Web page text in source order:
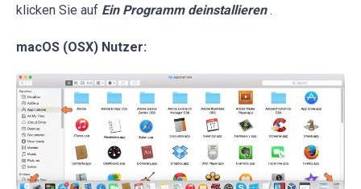
klicken Sie auf Ein Programm deinstallieren .
macOS (OSX) Nutzer: